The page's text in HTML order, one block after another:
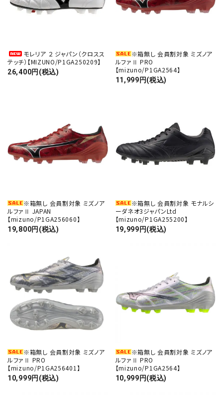
モレリア ２ ジャパン（クロスス
テッチ）【MIZUNO/P1GA250209】
26,400円(税込)
※箱無し 会員割対象 ミズノア
ルファⅡ PRO
【mizuno/P1GA2564】
11,999円(税込)
※箱無し 会員割対象 ミズノア
ルファⅡ JAPAN
【mizuno/P1GA256060】
19,800円(税込)
※箱無し 会員割対象 モナルシ
ーダネオ3ジャパンLtd
【mizuno/P1GA255200】
19,999円(税込)
※箱無し 会員割対象 ミズノア
ルファⅡ PRO
【mizuno/P1GA256401】
10,999円(税込)
※箱無し 会員割対象 ミズノア
ルファⅡ PRO
【mizuno/P1GA2564】
10,999円(税込)